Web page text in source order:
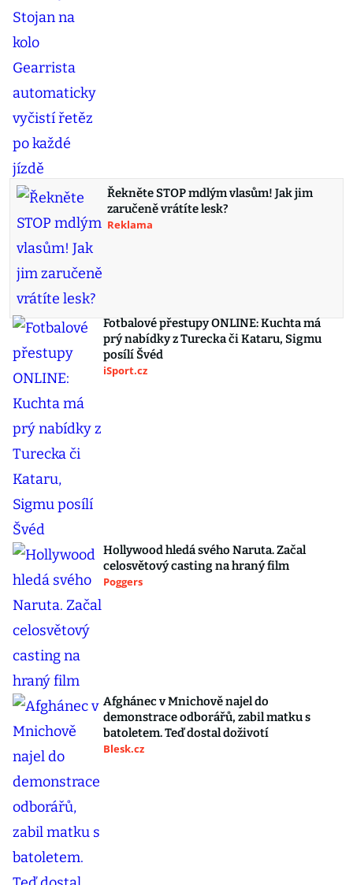
Řekněte STOP mdlým vlasům! Jak jim
zaručeně vrátíte lesk?
Reklama
Fotbalové přestupy ONLINE: Kuchta má
prý nabídky z Turecka či Kataru, Sigmu
posílí Švéd
iSport.cz
Hollywood hledá svého Naruta. Začal
celosvětový casting na hraný film
Poggers
Afghánec v Mnichově najel do
demonstrace odborářů, zabil matku s
batoletem. Teď dostal doživotí
Blesk.cz